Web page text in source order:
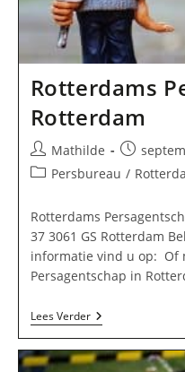
Rotterdams
Rotterdam
Bericht
auteur:
Mathilde
Bericht
Berichtcategorie:
Persbureau /
Rotterdams
37 3061 GS Rotterdam
informatie vind u op: Of
Persagentschap in
Lees VerderRotterdams
Persagentschap
In
Rotterdam